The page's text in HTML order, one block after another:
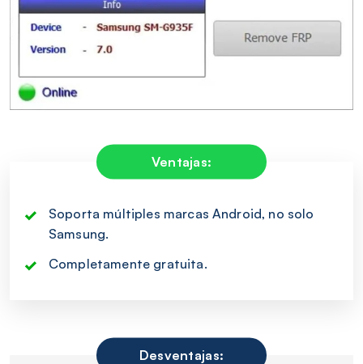
Ventajas:
Soporta múltiples marcas Android, no solo
Samsung.
Completamente gratuita.
Desventajas: